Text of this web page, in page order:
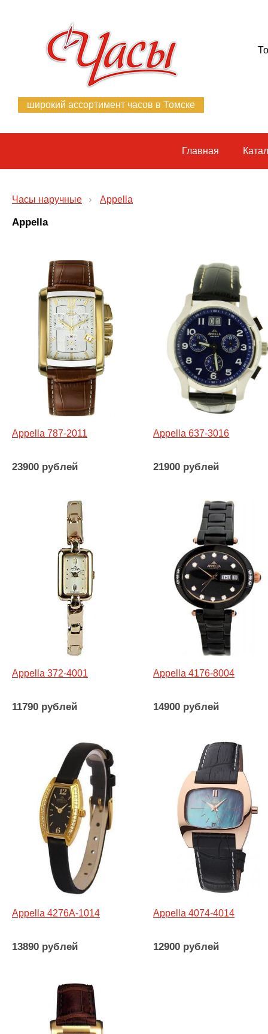
широкий ассортимент часов в Томске
Главная
Часы наручные Appella
Appella
Appella 787-2011
23900 рублей
Appella 637-3016
21900 рублей
Appella 372-4001
11790 рублей
Appella 4176-8004
14900 рублей
Appella 4276A-1014
13890 рублей
Appella 4074-4014
12900 рублей